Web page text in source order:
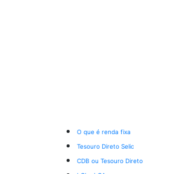
O que é renda fixa
Tesouro Direto Selic
CDB ou Tesouro Direto